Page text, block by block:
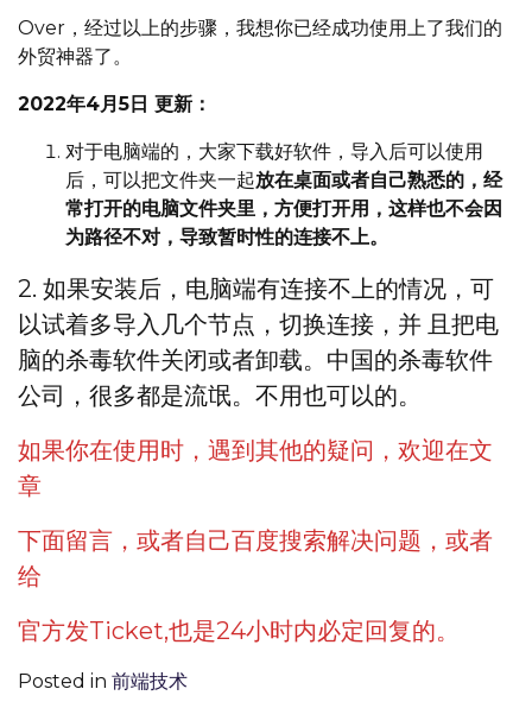
Over，经过以上的步骤，我想你已经成功使用上了我们的
外贸神器了。
2022年4月5日 更新：
对于电脑端的，大家下载好软件，导入后可以使用
后，可以把文件夹一起放在桌面或者自己熟悉的，经
常打开的电脑文件夹里，方便打开用，这样也不会因
为路径不对，导致暂时性的连接不上。
2. 如果安装后，电脑端有连接不上的情况，可
以试着多导入几个节点，切换连接，并 且把电
脑的杀毒软件关闭或者卸载。中国的杀毒软件
公司，很多都是流氓。不用也可以的。
如果你在使用时，遇到其他的疑问，欢迎在文
章
下面留言，或者自己百度搜索解决问题，或者
给
官方发Ticket,也是24小时内必定回复的。
Posted in 前端技术